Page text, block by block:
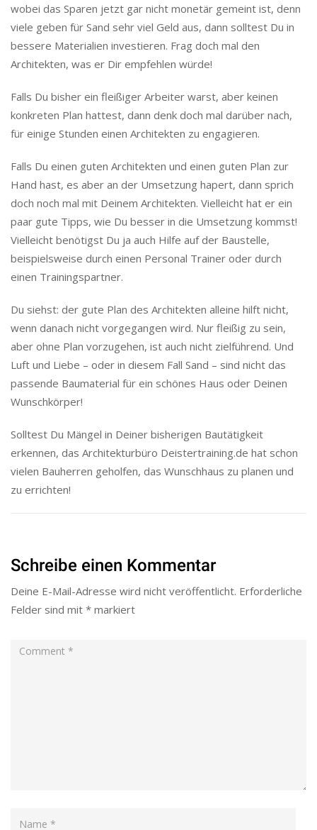
wobei das Sparen jetzt gar nicht monetär gemeint ist, denn
viele geben für Sand sehr viel Geld aus, dann solltest Du in
bessere Materialien investieren. Frag doch mal den
Architekten, was er Dir empfehlen würde!
Falls Du bisher ein fleißiger Arbeiter warst, aber keinen
konkreten Plan hattest, dann denk doch mal darüber nach,
für einige Stunden einen Architekten zu engagieren.
Falls Du einen guten Architekten und einen guten Plan zur
Hand hast, es aber an der Umsetzung hapert, dann sprich
doch noch mal mit Deinem Architekten. Vielleicht hat er ein
paar gute Tipps, wie Du besser in die Umsetzung kommst!
Vielleicht benötigst Du ja auch Hilfe auf der Baustelle,
beispielsweise durch einen Personal Trainer oder durch
einen Trainingspartner.
Du siehst: der gute Plan des Architekten alleine hilft nicht,
wenn danach nicht vorgegangen wird. Nur fleißig zu sein,
aber ohne Plan vorzugehen, ist auch nicht zielführend. Und
Luft und Liebe – oder in diesem Fall Sand – sind nicht das
passende Baumaterial für ein schönes Haus oder Deinen
Wunschkörper!
Solltest Du Mängel in Deiner bisherigen Bautätigkeit
erkennen, das Architekturbüro Deistertraining.de hat schon
vielen Bauherren geholfen, das Wunschhaus zu planen und
zu errichten!
Schreibe einen Kommentar
Deine E-Mail-Adresse wird nicht veröffentlicht. Erforderliche
Felder sind mit * markiert